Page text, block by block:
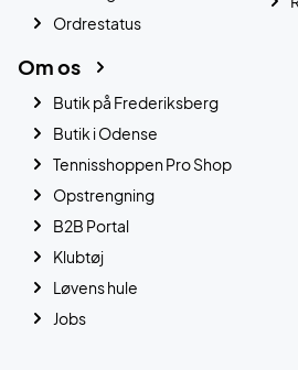
Ordrestatus
Om os
Butik på Frederiksberg
Butik i Odense
Tennisshoppen Pro Shop
Opstrengning
B2B Portal
Klubtøj
Løvens hule
Jobs